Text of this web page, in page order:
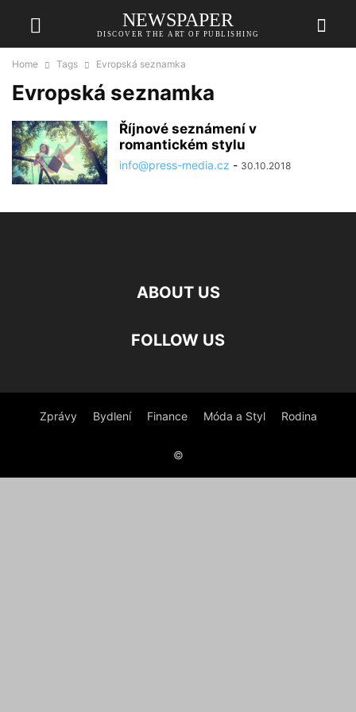
NEWSPAPER
DISCOVER THE ART OF PUBLISHING
Home Tags Evropská seznamka
Evropská seznamka
Říjnové seznámení v
romantickém stylu
info@press-media.cz - 30.10.2018
ABOUT US
FOLLOW US
Zprávy Bydlení Finance Móda a Styl Rodina
©